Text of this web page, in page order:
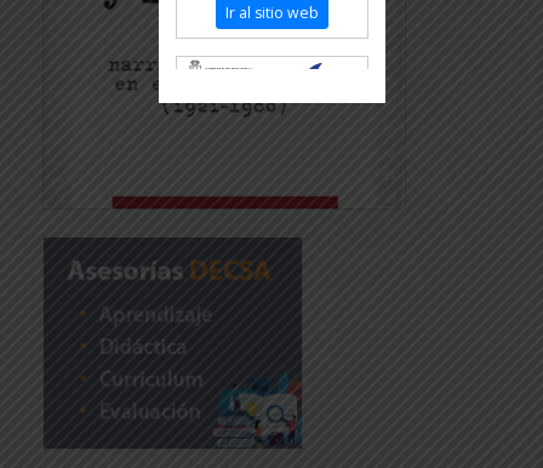
Ir al sitio web